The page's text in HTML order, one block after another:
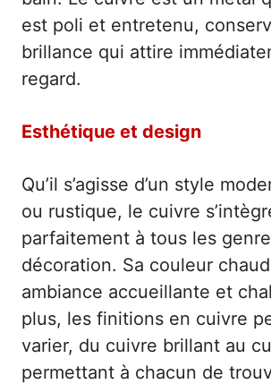
est poli et entretenu,
brillance qui attire
regard.
Esthétique et design
Qu’il s’agisse d’un style
ou rustique, le cuivre
parfaitement à tous les
décoration. Sa couleur
ambiance accueillante et
plus, les finitions en cuivre
varier, du cuivre brillant au
permettant à chacun de